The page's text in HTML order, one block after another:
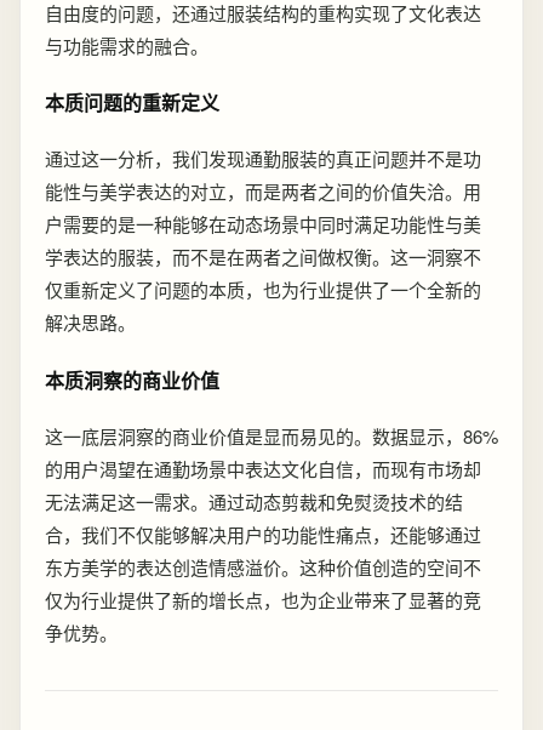
自由度的问题，还通过服装结构的重构实现了文化表达
与功能需求的融合。
本质问题的重新定义
通过这一分析，我们发现通勤服装的真正问题并不是功
能性与美学表达的对立，而是两者之间的价值失洽。用
户需要的是一种能够在动态场景中同时满足功能性与美
学表达的服装，而不是在两者之间做权衡。这一洞察不
仅重新定义了问题的本质，也为行业提供了一个全新的
解决思路。
本质洞察的商业价值
这一底层洞察的商业价值是显而易见的。数据显示，86%
的用户渴望在通勤场景中表达文化自信，而现有市场却
无法满足这一需求。通过动态剪裁和免熨烫技术的结
合，我们不仅能够解决用户的功能性痛点，还能够通过
东方美学的表达创造情感溢价。这种价值创造的空间不
仅为行业提供了新的增长点，也为企业带来了显著的竞
争优势。